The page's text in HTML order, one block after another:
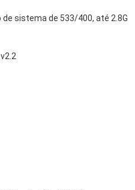
sistema de 533/400, até 2.8G